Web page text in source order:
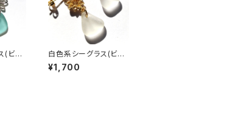
(ビー
31
白色系シーグラス(ビー
チグラス) ピアス BP-2
9
¥1,700